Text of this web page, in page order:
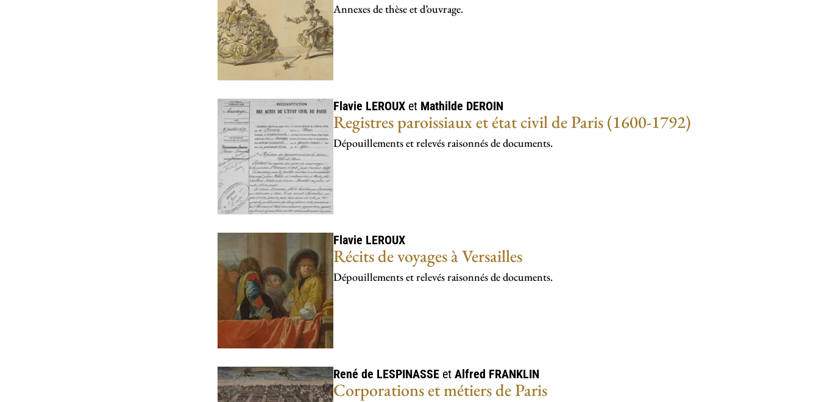
Annexes de thèse et d’ouvrage.
Flavie LEROUX et Mathilde DEROIN
Registres paroissiaux et état civil de Paris (1600-1792)
Dépouillements et relevés raisonnés de documents.
Flavie LEROUX
Récits de voyages à Versailles
Dépouillements et relevés raisonnés de documents.
René de LESPINASSE etAlfred FRANKLIN
Corporations et métiers de Paris